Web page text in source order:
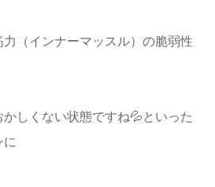
（インナーマッスル）の脆弱性
しくない状態ですね💦といった
に